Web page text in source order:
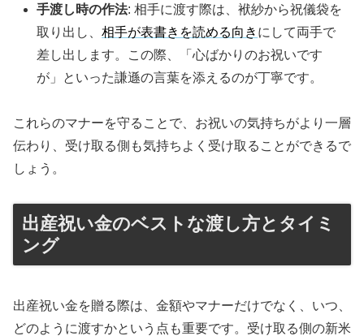
手渡し時の作法: 相手に渡す際は、袱紗から祝儀袋を
取り出し、相手が表書きを読める向き にして両手で
差し出します。この際、「心ばかりのお祝いです
が」といった謙遜の言葉を添えるのが丁寧です。
これらのマナーを守ることで、お祝いの気持ちがより一層
伝わり、受け取る側も気持ちよく受け取ることができるで
しょう。
出産祝い金のベストな渡し方とタイミ
ング
出産祝い金を贈る際は、金額やマナーだけでなく、いつ、
どのように渡すかという点も重要です。受け取る側の新米